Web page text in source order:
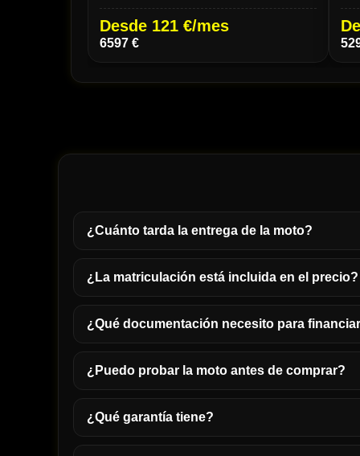
Desde 100 €/mes
5299 €
¿Cuánto tarda la entrega de la moto?
¿La matriculación está incluida en el precio?
¿Qué documentación necesito para
¿Puedo probar la moto antes de comprar?
¿Qué garantía tiene?